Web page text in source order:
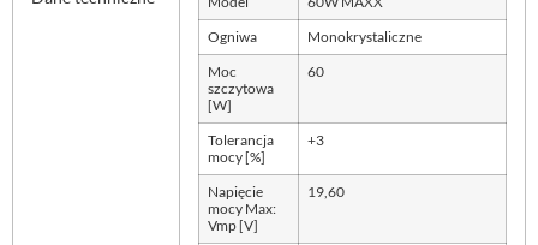
Ogniwa Monokrystaliczne
Moc
szczytowa
[W]
60
Tolerancja
mocy [%]
+3
Napięcie
mocy Max:
Vmp [V]
19,60